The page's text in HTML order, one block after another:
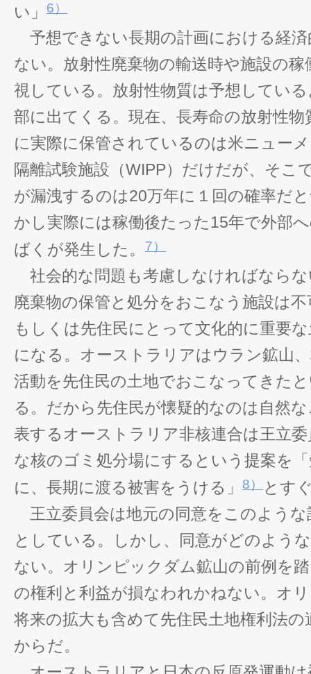
い」
6）
予想できない長期の計画における経
ない。放射性廃棄物の輸送時や施設の
視している。放射性物質は予想してい
部に出てくる。現在、長寿命の放射性
に実際に保管されているのは米ニュー
隔離試験施設（WIPP）だけだが、そこ
が漏洩するのは20万年に１回の確率だ
かし実際には稼働後たった15年で外部
ばくが発生した。
7）
社会的な問題も考慮しなければなら
廃棄物の保管と処分をおこなう施設は
もしくは先住民にとって文化的に重要
になる。オーストラリアはウラン鉱山
活動を先住民の土地でおこなってきた
る。だから先住民が懐疑的なのは自然
表するオーストラリア非核連合は王立
な核のゴミ処分場にするという提案を
に、長期に渡る被害をうける」
8）
とす
王立委員会は地元の同意をこのような
としている。しかし、同意がどのよう
ない。オリンピックダム鉱山の前例を
の権利と利益が損なわれかねない。オ
将来の拡大も含めて先住民土地権利法
からだ。